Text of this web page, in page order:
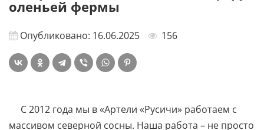
оленьей фермы
Опубликовано: 16.06.2025 156
С 2012 года мы в «Артели «Русичи» работаем с
массивом северной сосны. Наша работа – не просто